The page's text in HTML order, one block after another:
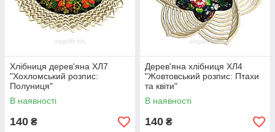
Хлібниця дерев'яна ХЛ7
"Хохломський розпис:
Полуниця"
В наявності
140 ₴
Дерев'яна хлібниця ХЛ4
"Жовтовський розпис: Птахи
та квіти"
В наявності
140 ₴